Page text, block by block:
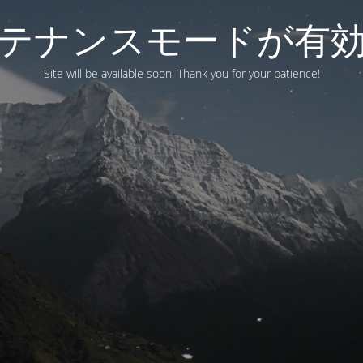
ナンスモードが有
Site will be available soon. Thank you for your patience!